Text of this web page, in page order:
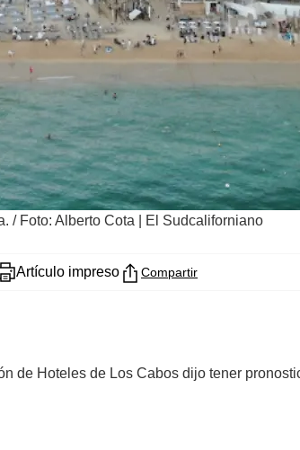
/ Foto: Alberto Cota | El Sudcaliforniano
Artículo impreso Compartir
de Hoteles de Los Cabos dijo tener